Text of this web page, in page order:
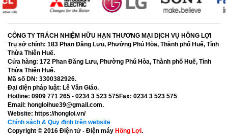
CÔNG TY TRÁCH NHIỆM HỮU HẠN THƯƠNG MẠI DỊCH VỤ HỒNG LỢI
Trụ sở chính: 183 Phan Đăng Lưu, Phường Phú Hòa, Thành phố Huế, Tỉnh
Thừa Thiên Huế.
Cửa hàng: 172 Phan Đăng Lưu, Phường Phú Hòa, Thành phố Huế, Tỉnh
Thừa Thiên Huế.
Mã số DN: 3300382926.
Đại diện pháp luật: Lê Văn Giáo.
Hotline: 0909 771 265 - 0234 3 523 575Fax: 0234 3 523 575
Email: hongloihue39@gmail.com.
Website: https://hongloi.vn/
Chính sách & Quy định trên website
Copyright © 2016 Điện tử - Điện máy Hồng Lợi.